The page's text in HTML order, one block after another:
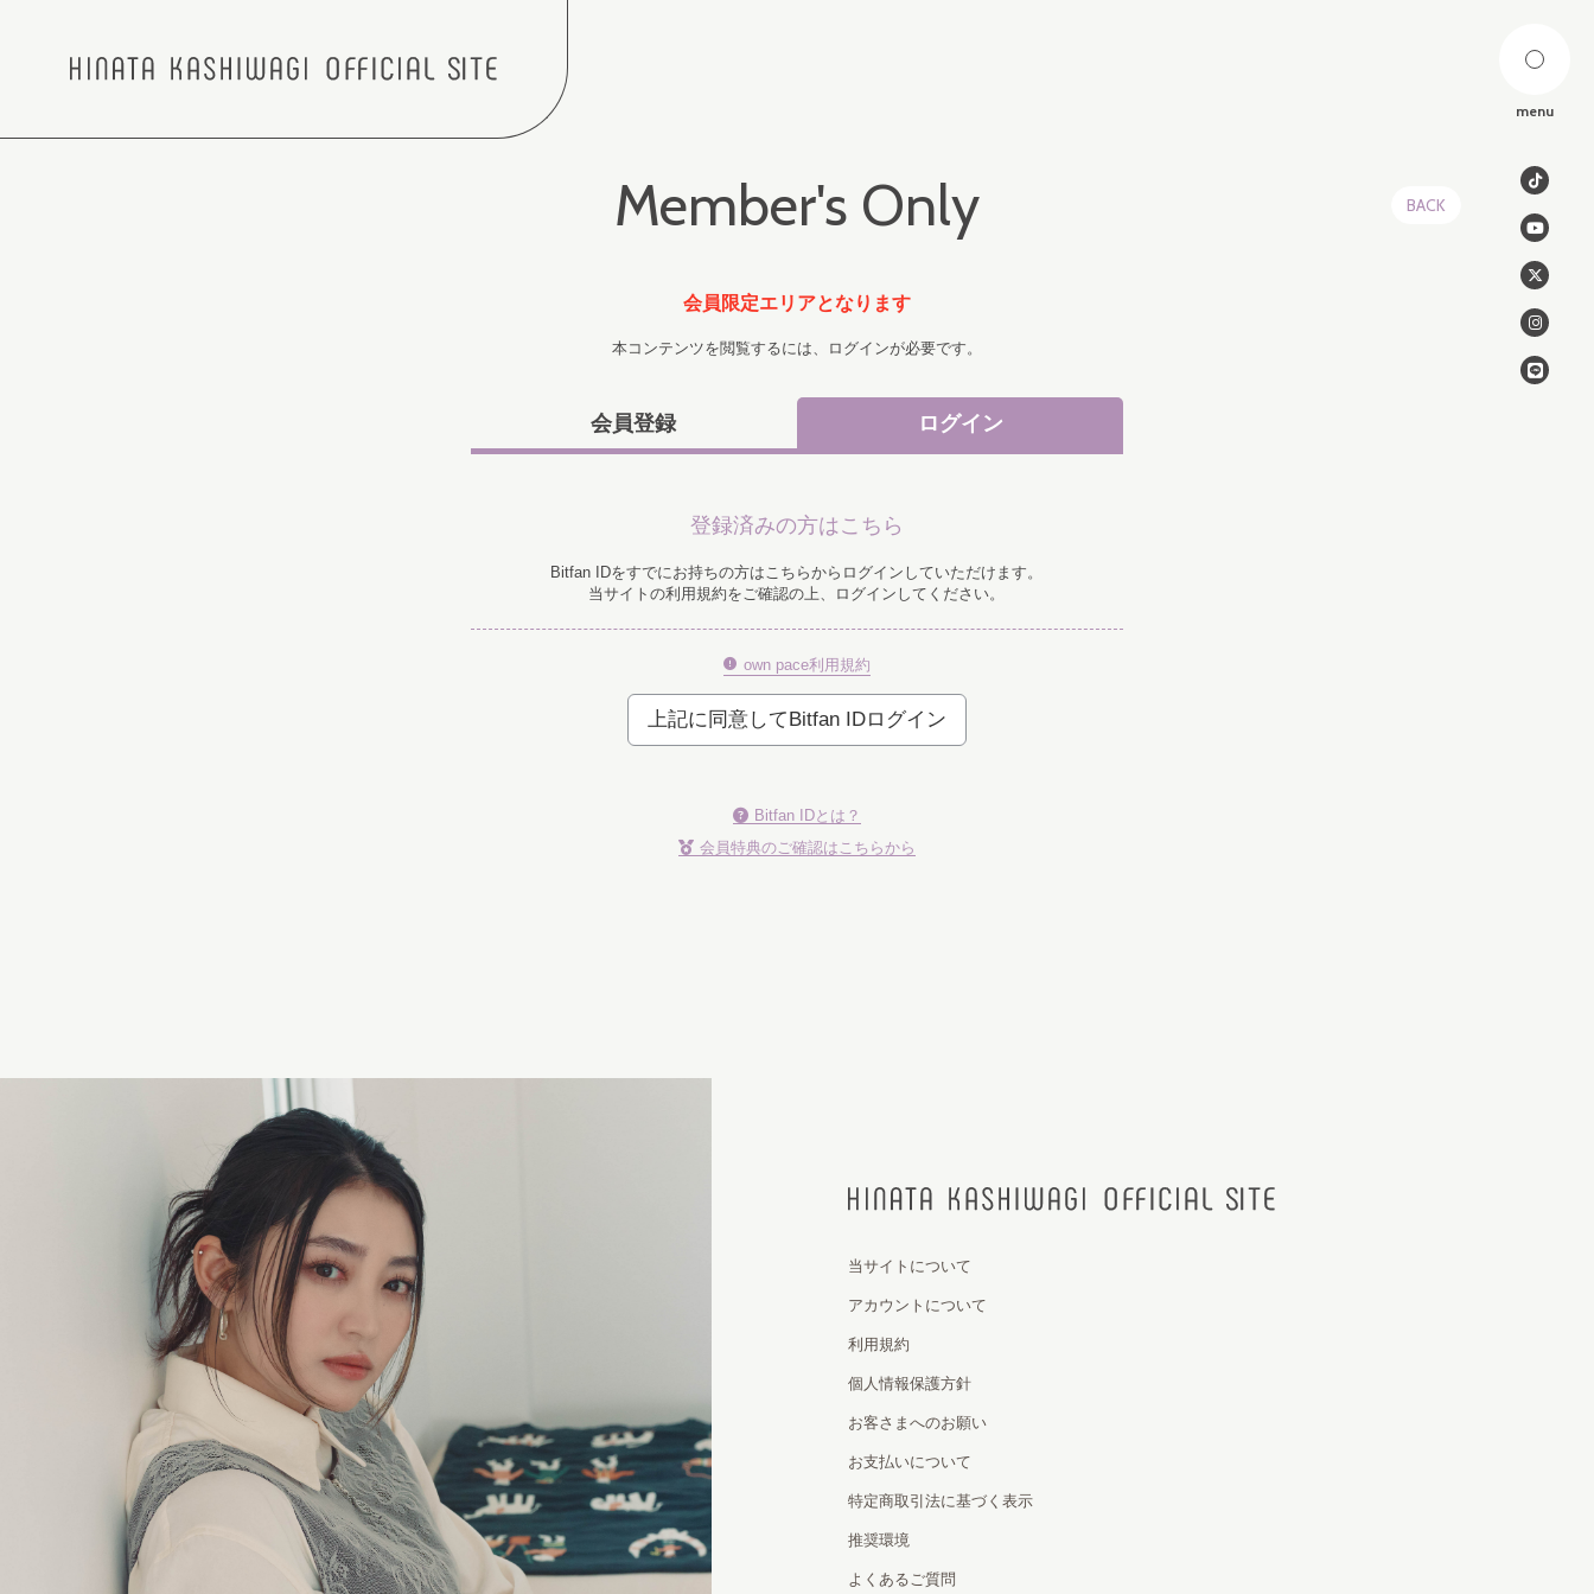
menu
Member's Only BACK
会員限定エリアとなります
本コンテンツを閲覧するには、ログインが必要です。
会員登録 ログイン
登録済みの方はこちら
Bitfan IDをすでにお持ちの方はこちらからログインしていただけます。
当サイトの利用規約をご確認の上、ログインしてください。
own pace利用規約
上記に同意してBitfan IDログイン
Bitfan IDとは？
会員特典のご確認はこちらから
当サイトについて
アカウントについて
利用規約
個人情報保護方針
お客さまへのお願い
お支払いについて
特定商取引法に基づく表示
推奨環境
よくあるご質問